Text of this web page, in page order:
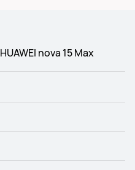
HUAWEI nova 15 Max